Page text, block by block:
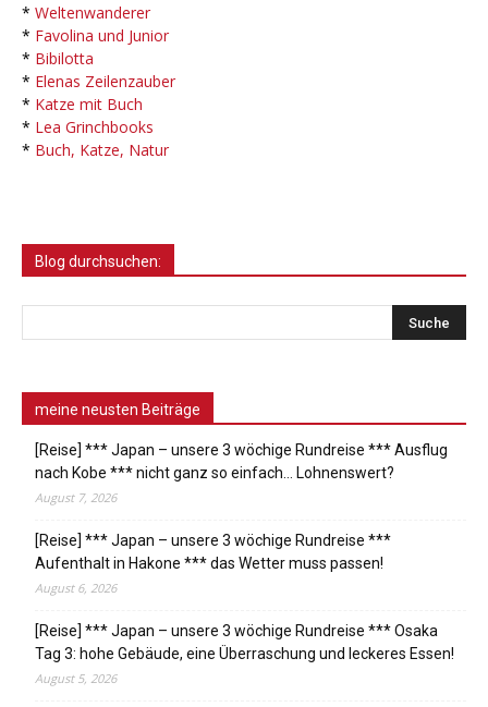
* Weltenwanderer
* Favolina und Junior
* Bibilotta
* Elenas Zeilenzauber
* Katze mit Buch
* Lea Grinchbooks
* Buch, Katze, Natur
Blog durchsuchen:
meine neusten Beiträge
[Reise] *** Japan – unsere 3 wöchige Rundreise *** Ausflug
nach Kobe *** nicht ganz so einfach… Lohnenswert?
August 7, 2026
[Reise] *** Japan – unsere 3 wöchige Rundreise ***
Aufenthalt in Hakone *** das Wetter muss passen!
August 6, 2026
[Reise] *** Japan – unsere 3 wöchige Rundreise *** Osaka
Tag 3: hohe Gebäude, eine Überraschung und leckeres Essen!
August 5, 2026